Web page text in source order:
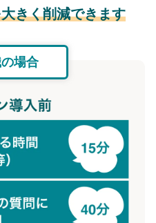
きく削減できます
場合